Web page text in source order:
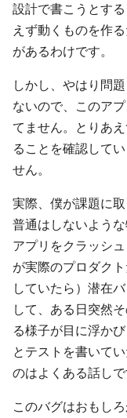
設計で書こうとす
えず動くものを作
があるわけです。
しかし、やはり問
ないので、このア
てません。とりあ
ることを確認して
せん。
実際、僕が課題に
普通はしないよう
アプリをクラッシ
が実際のプロダク
していたら）潜在
して、ある日突然
る様子が目に浮か
とテストを書いて
のはよくある話しで
このバグはおもし